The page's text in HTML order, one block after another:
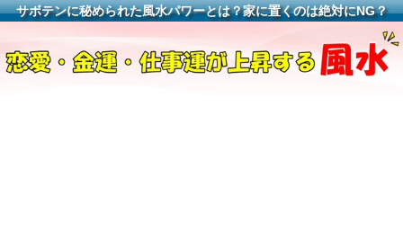
サボテンに秘められた風水パワーとは？家に置くのは絶対にNG？